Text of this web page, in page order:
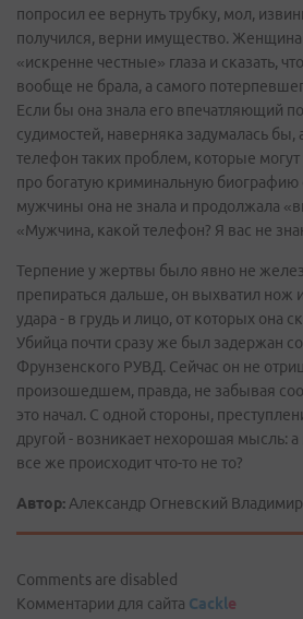
попросил ее вернуть трубку, мол,
получился, верни имущество. Женщина
«искренне честные» глаза и сказать,
вообще не брала, а самого
Если бы она знала его впечатляющий
судимостей, наверняка задумалась бы,
телефон таких проблем, которые могут
про богатую криминальную биографию
мужчины она не знала и продолжала
«Мужчина, какой телефон? Я вас не
Терпение у жертвы было явно не
препираться дальше, он выхватил нож
удара - в грудь и лицо, от которых она
Убийца почти сразу же был задержан
Фрунзенского РУВД. Сейчас он не
произошедшем, правда, не забывая
это начал. С одной стороны,
другой - возникает нехорошая мысль:
все же происходит что-то не то?
Автор: Александр Огневский
Comments are disabled
Комментарии для сайта Cackle